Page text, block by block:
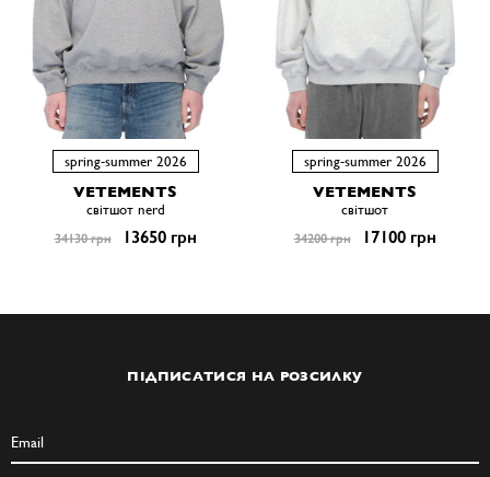
spring-summer 2026
VETEMENTS
світшот nerd
34130 грн 13650 грн
spring-summer 2026
VETEMENTS
світшот
34200 грн 17100 грн
ПІДПИСАТИСЯ НА РОЗСИЛКУ